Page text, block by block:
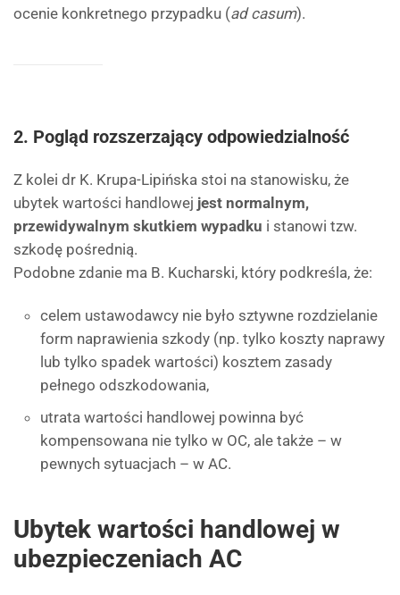
ocenie konkretnego przypadku (ad casum).
2. Pogląd rozszerzający odpowiedzialność
Z kolei dr K. Krupa-Lipińska stoi na stanowisku, że
ubytek wartości handlowej jest normalnym,
przewidywalnym skutkiem wypadku i stanowi tzw.
szkodę pośrednią.
Podobne zdanie ma B. Kucharski, który podkreśla, że:
celem ustawodawcy nie było sztywne rozdzielanie
form naprawienia szkody (np. tylko koszty naprawy
lub tylko spadek wartości) kosztem zasady
pełnego odszkodowania,
utrata wartości handlowej powinna być
kompensowana nie tylko w OC, ale także – w
pewnych sytuacjach – w AC.
Ubytek wartości handlowej w
ubezpieczeniach AC